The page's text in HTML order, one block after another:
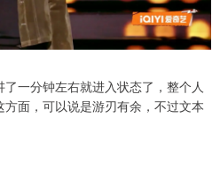
一分钟左右就进入状态了，整个人
面，可以说是游刃有余，不过文本